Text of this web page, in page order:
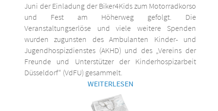
Juni der Einladung der Biker4Kids zum Motorradkorso
und Fest am Höherweg gefolgt. Die
Veranstaltungserlöse und viele weitere Spenden
wurden zugunsten des Ambulanten Kinder- und
Jugendhospizdienstes (AKHD) und des „Vereins der
Freunde und Unterstützer der Kinderhospizarbeit
Düsseldorf“ (VdFU) gesammelt.
WEITERLESEN